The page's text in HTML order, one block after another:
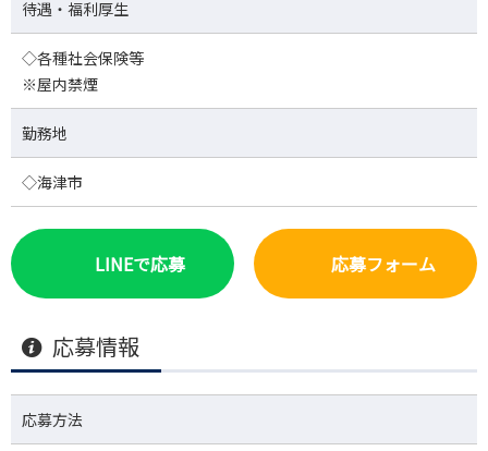
待遇・福利厚生
◇各種社会保険等
※屋内禁煙
勤務地
◇海津市
LINEで応募 応募フォーム
応募情報
応募方法